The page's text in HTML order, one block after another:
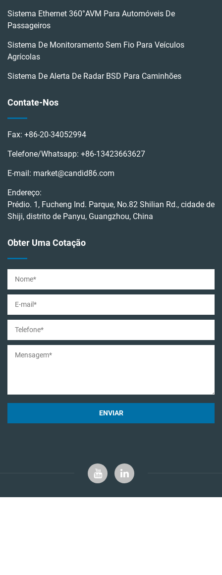
Sistema Ethernet 360°AVM Para Automóveis De
Passageiros
Sistema De Monitoramento Sem Fio Para Veículos
Agrícolas
Sistema De Alerta De Radar BSD Para Caminhões
Contate-Nos
Fax: +86-20-34052994
Telefone/Whatsapp: +86-13423663627
E-mail: market@candid86.com
Endereço:
Prédio. 1, Fucheng Ind. Parque, No.82 Shilian Rd., cidade de
Shiji, distrito de Panyu, Guangzhou, China
Obter Uma Cotação
ENVIAR